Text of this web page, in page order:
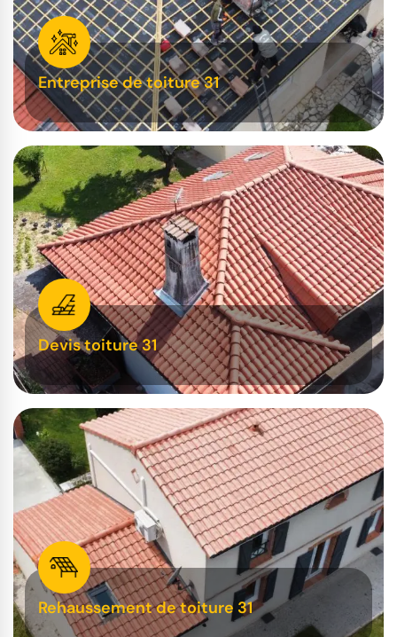
Entreprise de toiture 31
Devis toiture 31
Rehaussement de toiture 31